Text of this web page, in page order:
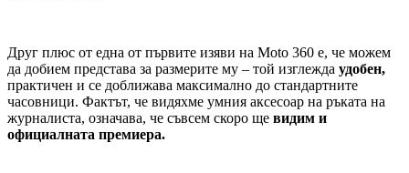
Друг плюс от една от първите изяви на Moto 360 е, че можем
да добием представа за размерите му – той изглежда удобен,
практичен и се доближава максимално до стандартните
часовници. Фактът, че видяхме умния аксесоар на ръката на
журналиста, означава, че съвсем скоро ще видим и
официалната премиера.